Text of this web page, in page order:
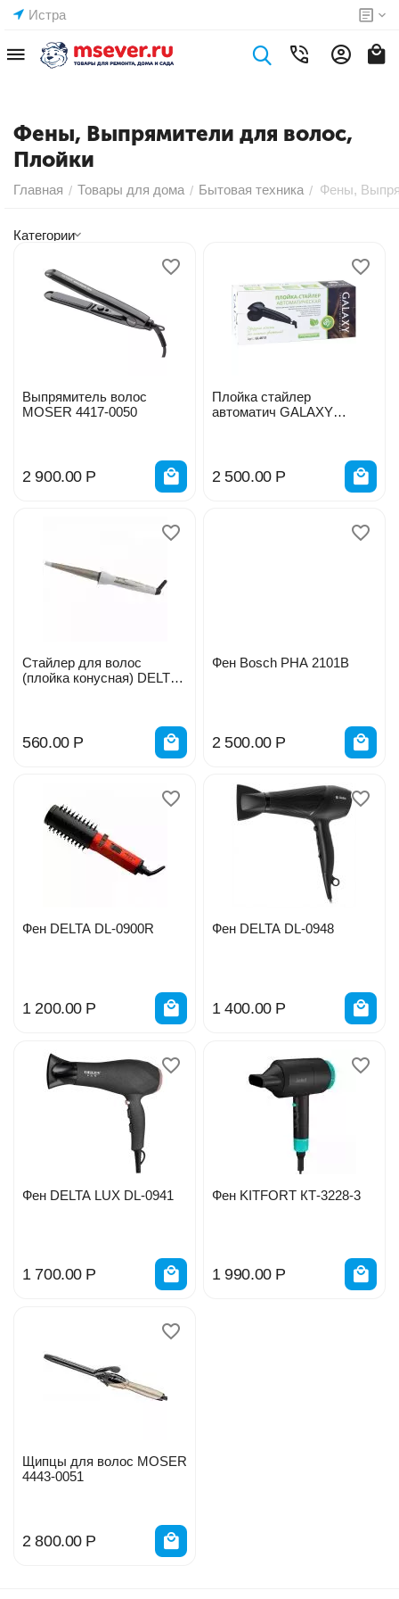
Истра
Фены, Выпрямители для волос,
Плойки
Главная / Товары для дома / Бытовая техника / Фены,
Категории
Выпрямитель волос
MOSER 4417-0050
2 900.00 Р
Плойка стайлер
автоматич GALAXY
2 500.00 Р
Стайлер для волос
(плойка конусная) DELTA
560.00 Р
Фен Bosch PHА 2101В
2 500.00 Р
Фен DELTA DL-0900R
1 200.00 Р
Фен DELTA DL-0948
1 400.00 Р
Фен DELTA LUX DL-0941
1 700.00 Р
Фен KITFORT КТ-3228-3
1 990.00 Р
Щипцы для волос MOSER
4443-0051
2 800.00 Р